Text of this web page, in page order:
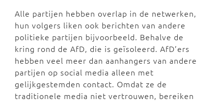
Alle partijen hebben overlap in de netwerken,
hun volgers liken ook berichten van andere
politieke partijen bijvoorbeeld. Behalve de
kring rond de AfD, die is geïsoleerd. AfD’ers
hebben veel meer dan aanhangers van andere
partijen op social media alleen met
gelijkgestemden contact. Omdat ze de
traditionele media niet vertrouwen, bereiken